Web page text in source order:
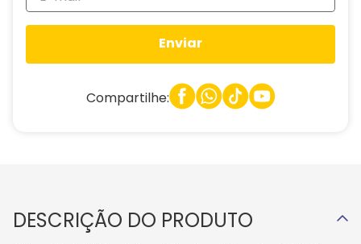
Enviar
Compartilhe:
DESCRIÇÃO DO PRODUTO